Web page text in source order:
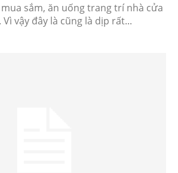
sắm, ăn uống trang trí nhà cửa
vậy đây là cũng là dịp rất...